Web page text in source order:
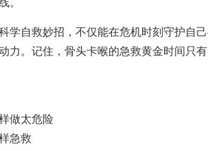
。
自救妙招，不仅能在危机时刻守护自己
力。记住，骨头卡喉的急救黄金时间只
做太危险
急救